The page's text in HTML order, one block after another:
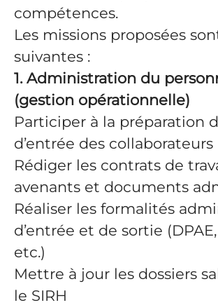
compétences.
Les missions proposées
suivantes :
1. Administration du
(gestion opérationnelle)
Participer à la préparation
d’entrée des collaborateurs
Rédiger les contrats de
avenants et documents
Réaliser les formalités
d’entrée et de sortie
etc.)
Mettre à jour les dossiers
le SIRH